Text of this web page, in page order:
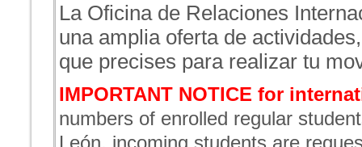
La Oficina de Relaciones
una amplia oferta de
que precises para realizar tu
IMPORTANT NOTICE for
numbers of enrolled regular